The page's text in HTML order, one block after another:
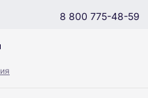
8 800 775-48-59